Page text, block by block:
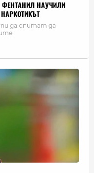
ФЕНТАНИЛ НАУЧИЛИ
да опитат да